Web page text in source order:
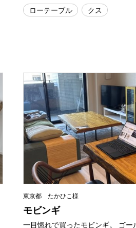
ローテーブル クス
東京都 たかひこ様
モビンギ
一目惚れで買ったモビンギ。 ゴー